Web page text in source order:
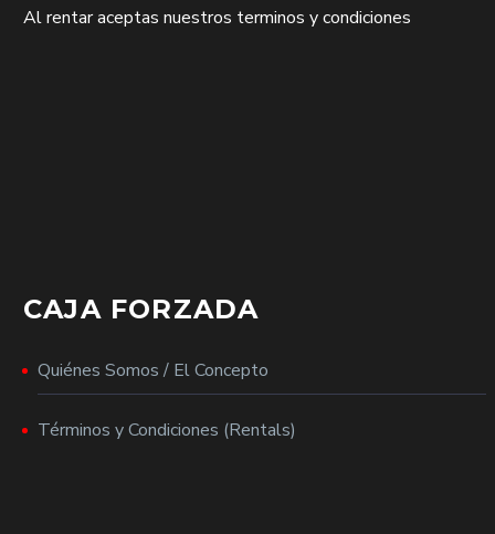
Al rentar aceptas nuestros terminos y condiciones
CAJA FORZADA
Quiénes Somos / El Concepto
Términos y Condiciones (Rentals)